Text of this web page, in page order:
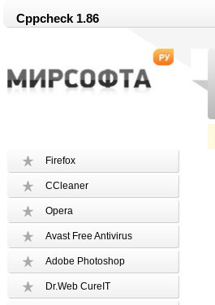
Cppcheck 1.86
Firefox
CCleaner
Opera
Avast Free Antivirus
Adobe Photoshop
Dr.Web CureIT